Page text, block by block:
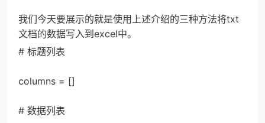
我们今天要展示的就是使用上述介绍的三种方法将txt
文档的数据写入到excel中。
# 标题列表
columns = []
# 数据列表